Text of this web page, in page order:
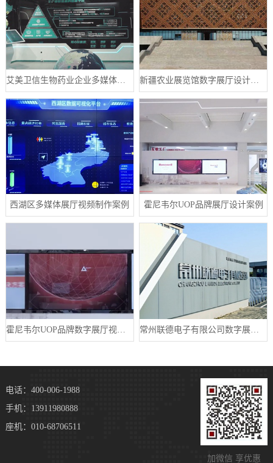
艾美卫信生物药业企业多媒体数字展厅案例
西湖区多媒体展厅视频制作案例 霍尼韦尔UOP品牌展厅设计案例
加微信 享优惠
电话：400-006-1988
手机：13911980888
座机：010-68706511